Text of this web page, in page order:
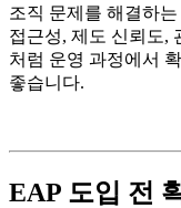
조직 문제를 해결하
접근성, 제도 신뢰도,
처럼 운영 과정에서
좋습니다.
EAP 도입 전